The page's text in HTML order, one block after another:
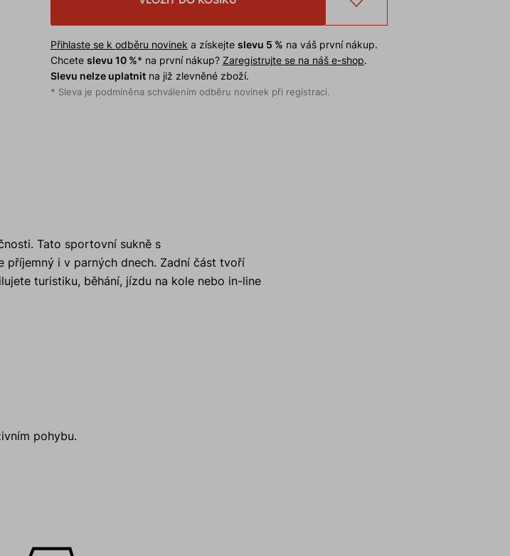
Přihlaste se k odběru novinek a získejte slevu 5 % na váš první nákup.
Chcete slevu 10 %* na první nákup? Zaregistrujte se na náš e-shop.
Slevu nelze uplatnitna již zlevněné zboží.
* Sleva je podmíněna schválením odběru novinek při registraci.
Tato sportovní sukně s
příjemný i v parných dnech. Zadní část tvoří
turistiku, běhání, jízdu na kole nebo in-line
pohybu.